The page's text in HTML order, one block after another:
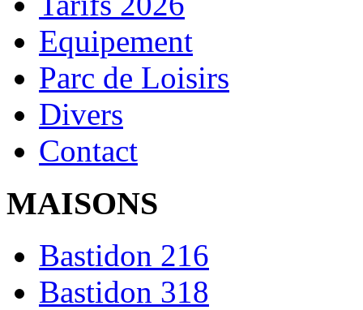
Equipement
Parc de Loisirs
Divers
Contact
MAISONS
Bastidon 216
Bastidon 318